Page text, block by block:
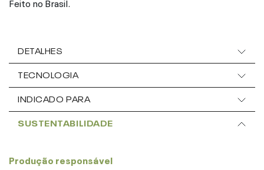
DETALHES
TECNOLOGIA
INDICADO PARA
SUSTENTABILIDADE
Produção responsável